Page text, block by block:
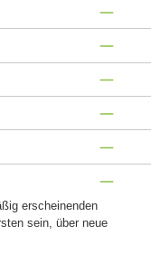
erscheinenden
sein, über neue